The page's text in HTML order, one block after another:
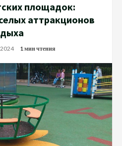
площадок:
аттракционов
2024 1 мин чтения